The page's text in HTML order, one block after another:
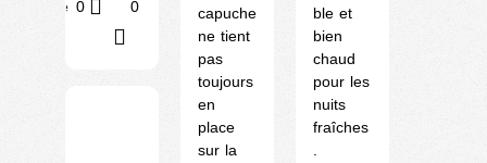
Utile 0 0
capuche
ne tient
pas
toujours
en
place
sur la
ble et
bien
chaud
pour les
nuits
fraîches